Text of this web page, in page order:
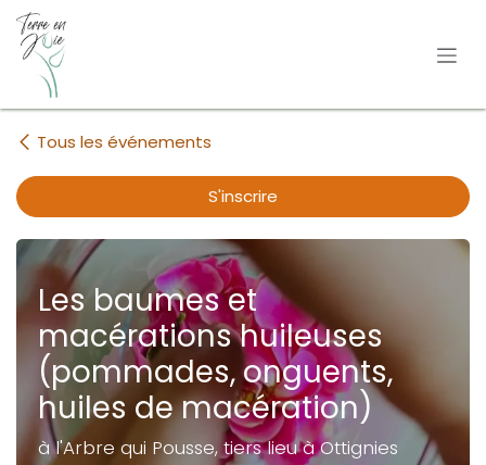
Se rendre au contenu
Tous les événements
S'inscrire
Les baumes et
macérations huileuses
(pommades, onguents,
huiles de macération)
à l'Arbre qui Pousse, tiers lieu à Ottignies